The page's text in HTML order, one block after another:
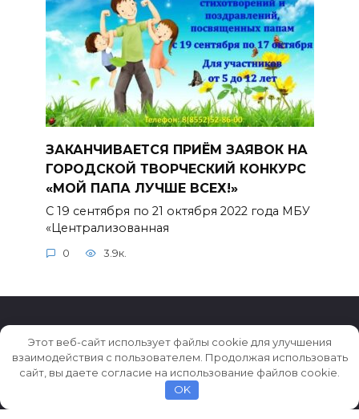
ЗАКАНЧИВАЕТСЯ ПРИЁМ ЗАЯВОК НА
ГОРОДСКОЙ ТВОРЧЕСКИЙ КОНКУРС
«МОЙ ПАПА ЛУЧШЕ ВСЕХ!»
С 19 сентября по 21 октября 2022 года МБУ
«Централизованная
0 3.9к.
© 2026 Истории ★ Новости ★ Факты ★ Очерки
Этот веб-сайт использует файлы cookie для улучшения
взаимодействия с пользователем. Продолжая использовать
сайт, вы даете согласие на использование файлов cookie.
OK